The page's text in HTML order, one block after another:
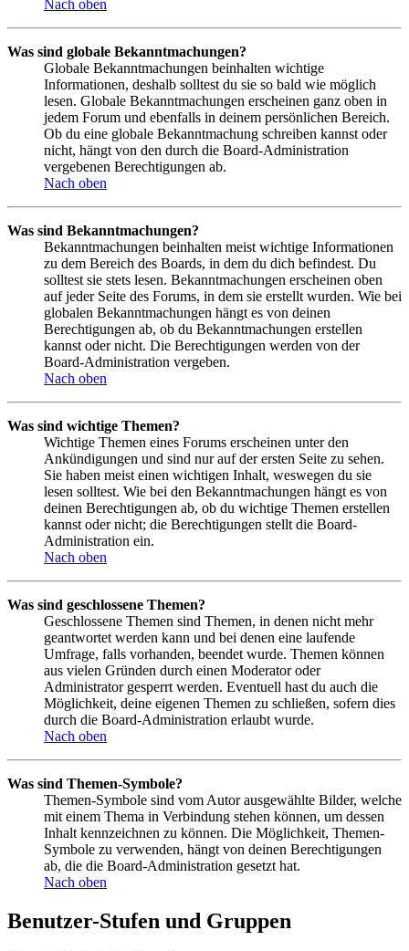
Nach oben
Was sind globale Bekanntmachungen?
Globale Bekanntmachungen beinhalten wichtige
Informationen, deshalb solltest du sie so bald wie möglich
lesen. Globale Bekanntmachungen erscheinen ganz oben in
jedem Forum und ebenfalls in deinem persönlichen Bereich.
Ob du eine globale Bekanntmachung schreiben kannst oder
nicht, hängt von den durch die Board-Administration
vergebenen Berechtigungen ab.
Nach oben
Was sind Bekanntmachungen?
Bekanntmachungen beinhalten meist wichtige Informationen
zu dem Bereich des Boards, in dem du dich befindest. Du
solltest sie stets lesen. Bekanntmachungen erscheinen oben
auf jeder Seite des Forums, in dem sie erstellt wurden. Wie bei
globalen Bekanntmachungen hängt es von deinen
Berechtigungen ab, ob du Bekanntmachungen erstellen
kannst oder nicht. Die Berechtigungen werden von der
Board-Administration vergeben.
Nach oben
Was sind wichtige Themen?
Wichtige Themen eines Forums erscheinen unter den
Ankündigungen und sind nur auf der ersten Seite zu sehen.
Sie haben meist einen wichtigen Inhalt, weswegen du sie
lesen solltest. Wie bei den Bekanntmachungen hängt es von
deinen Berechtigungen ab, ob du wichtige Themen erstellen
kannst oder nicht; die Berechtigungen stellt die Board-
Administration ein.
Nach oben
Was sind geschlossene Themen?
Geschlossene Themen sind Themen, in denen nicht mehr
geantwortet werden kann und bei denen eine laufende
Umfrage, falls vorhanden, beendet wurde. Themen können
aus vielen Gründen durch einen Moderator oder
Administrator gesperrt werden. Eventuell hast du auch die
Möglichkeit, deine eigenen Themen zu schließen, sofern dies
durch die Board-Administration erlaubt wurde.
Nach oben
Was sind Themen-Symbole?
Themen-Symbole sind vom Autor ausgewählte Bilder, welche
mit einem Thema in Verbindung stehen können, um dessen
Inhalt kennzeichnen zu können. Die Möglichkeit, Themen-
Symbole zu verwenden, hängt von deinen Berechtigungen
ab, die die Board-Administration gesetzt hat.
Nach oben
Benutzer-Stufen und Gruppen